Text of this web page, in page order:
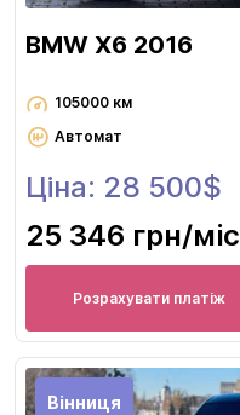
BMW X6 2016
105000 км
Автомат
Ціна: 28 500$
25 346 грн/міс
Розрахувати платіж
Вінниця